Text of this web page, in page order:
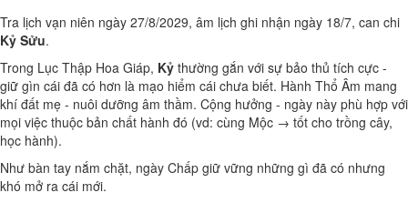
Tra lịch vạn niên ngày 27/8/2029, âm lịch ghi nhận ngày 18/7, can chi
Kỷ Sửu.
Trong Lục Thập Hoa Giáp, Kỷ thường gắn với sự bảo thủ tích cực -
giữ gìn cái đã có hơn là mạo hiểm cái chưa biết. Hành Thổ Âm mang
khí đất mẹ - nuôi dưỡng âm thầm. Cộng hưởng - ngày này phù hợp với
mọi việc thuộc bản chất hành đó (vd: cùng Mộc → tốt cho trồng cây,
học hành).
Như bàn tay nắm chặt, ngày Chấp giữ vững những gì đã có nhưng
khó mở ra cái mới.